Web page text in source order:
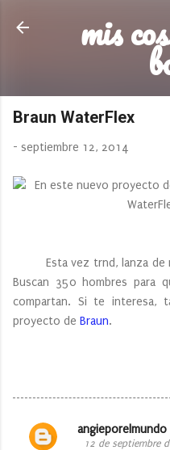
Ir al
mis
Braun WaterFlex
- septiembre 12, 2014
Esta vez trnd, lanza de
Buscan 350 hombres para
compartan. Si te interesa,
proyecto de Braun.
C
angieporelmundo
12 de septiembre